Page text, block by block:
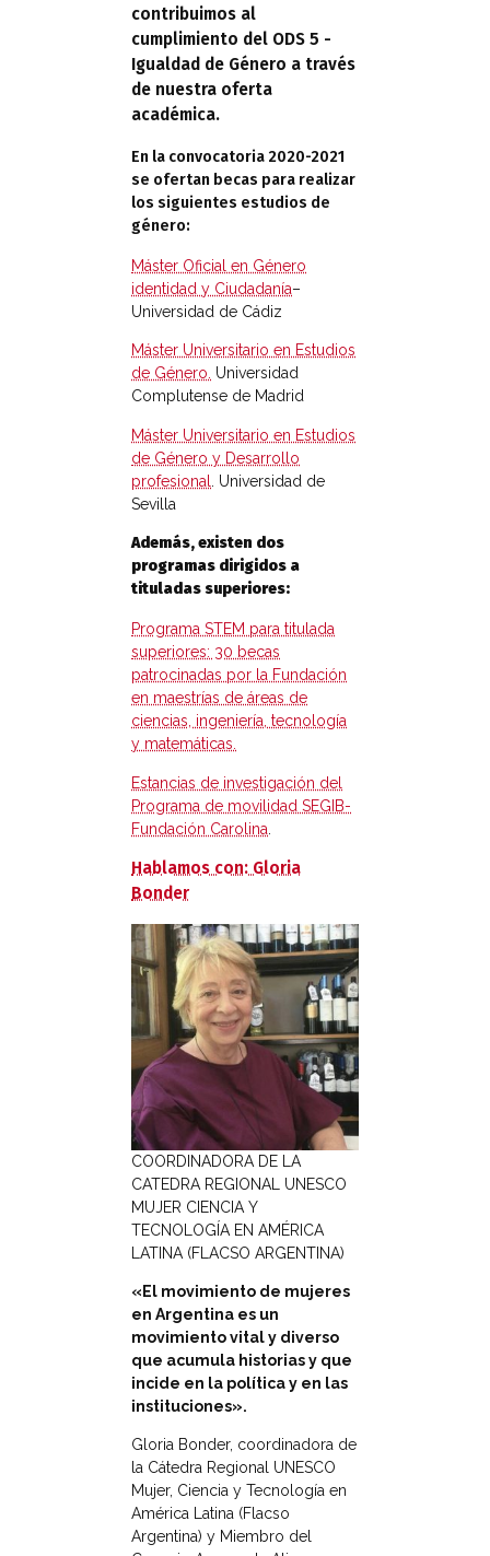
contribuimos al
cumplimiento del ODS 5 -
Igualdad de Género a través
de nuestra oferta
académica.
En la convocatoria 2020-2021
se ofertan becas para realizar
los siguientes estudios de
género:
Máster Oficial en Género
identidad y Ciudadanía–
Universidad de Cádiz
Máster Universitario en Estudios
de Género. Universidad
Complutense de Madrid
Máster Universitario en Estudios
de Género y Desarrollo
profesional
. Universidad de
Sevilla
Además, existen dos
programas dirigidos a
tituladas superiores:
Programa STEM para titulada
superiores: 30 becas
patrocinadas por la Fundación
en maestrías de áreas de
ciencias, ingeniería, tecnología
y matemáticas.
Estancias de investigación del
Programa de movilidad SEGIB-
Fundación Carolina
Hablamos con: Gloria
Bonder
COORDINADORA DE LA
CATEDRA REGIONAL UNESCO
MUJER CIENCIA Y
TECNOLOGÍA EN AMÉRICA
LATINA (FLACSO ARGENTINA)
«El movimiento de mujeres
en Argentina es un
movimiento vital y diverso
que acumula historias y que
incide en la política y en las
instituciones».
Gloria Bonder, coordinadora de
la Cátedra Regional UNESCO
Mujer, Ciencia y Tecnología en
América Latina (Flacso
Argentina) y Miembro del